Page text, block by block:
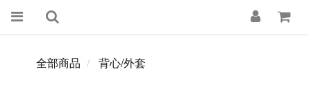
全部商品 背心/外套